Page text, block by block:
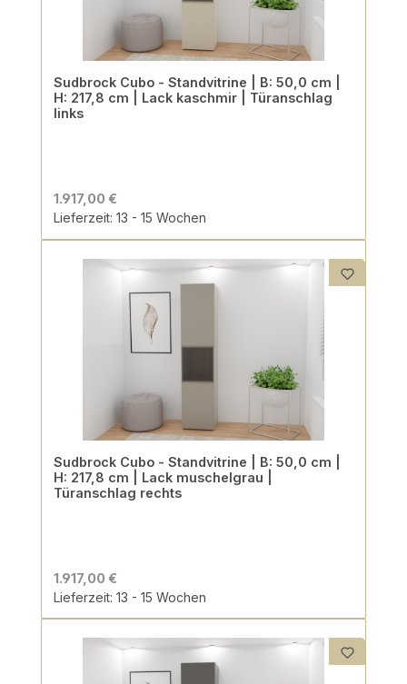
Sudbrock Cubo - Standvitrine | B: 50,0 cm |
H: 217,8 cm | Lack kaschmir | Türanschlag
links
1.917,00 €
Lieferzeit: 13 - 15 Wochen
Sudbrock Cubo - Standvitrine | B: 50,0 cm |
H: 217,8 cm | Lack muschelgrau |
Türanschlag rechts
1.917,00 €
Lieferzeit: 13 - 15 Wochen